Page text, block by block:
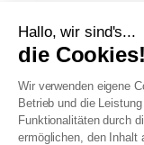
Hallo, wir sind's...
die Cookies!
Wir verwenden eigene
Betrieb und die
Funktionalitäten durch
ermöglichen, den Inhalt
Bewertungen von
Unsere Geschäfte